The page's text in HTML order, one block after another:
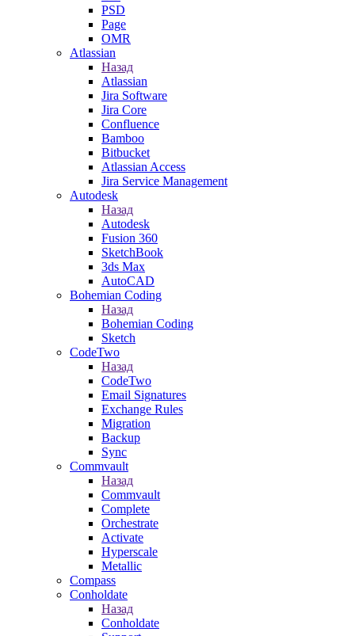
PSD
Page
OMR
Atlassian
Назад
Atlassian
Jira Software
Jira Core
Confluence
Bamboo
Bitbucket
Atlassian Access
Jira Service Management
Autodesk
Назад
Autodesk
Fusion 360
SketchBook
3ds Max
AutoCAD
Bohemian Coding
Назад
Bohemian Coding
Sketch
CodeTwo
Назад
CodeTwo
Email Signatures
Exchange Rules
Migration
Backup
Sync
Commvault
Назад
Commvault
Complete
Orchestrate
Activate
Hyperscale
Metallic
Compass
Conholdate
Назад
Conholdate